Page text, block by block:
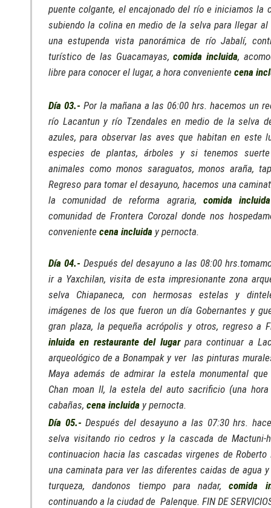
puente colgante, el encajonado del río e iniciamos la
subiendo la colina en medio de la selva para llegar al
una estupenda vista panorámica de río Jabalí,
turístico de las Guacamayas, comida incluida,
libre para conocer el lugar, a hora conveniente cena
Día 03.- Por la mañana a las 06:00 hrs. hacemos un
río Lacantun y río Tzendales en medio de la selva
azules, para observar las aves que habitan en este
especies de plantas, árboles y si tenemos
animales como monos saraguatos, monos araña,
Regreso para tomar el desayuno, hacemos una
la comunidad de reforma agraria, comida incluida
comunidad de Frontera Corozal donde nos
conveniente cena incluida y pernocta.
Día 04.- Después del desayuno a las 08:00
ir a Yaxchilan, visita de esta impresionante zona
selva Chiapaneca, con hermosas estelas y
imágenes de los que fueron un día Gobernantes y
gran plaza, la pequeña acrópolis y otros, regreso a
inluida en restaurante del lugarpara continuar a
arqueológico de a Bonampak y ver las pinturas
Maya además de admirar la estela monumental
Chan moan II, la estela del auto sacrificio (una
cabañas, cena incluida y pernocta.
Día 05.- Después del desayuno a las 07:30 hrs.
selva visitando rio cedros y la cascada de Mactuni-
continuacion hacia las cascadas virgenes de Roberto
una caminata para ver las diferentes caidas de agua
turqueza, dandonos tiempo para nadar,comida
continuando a la ciudad de Palenque. FIN DE